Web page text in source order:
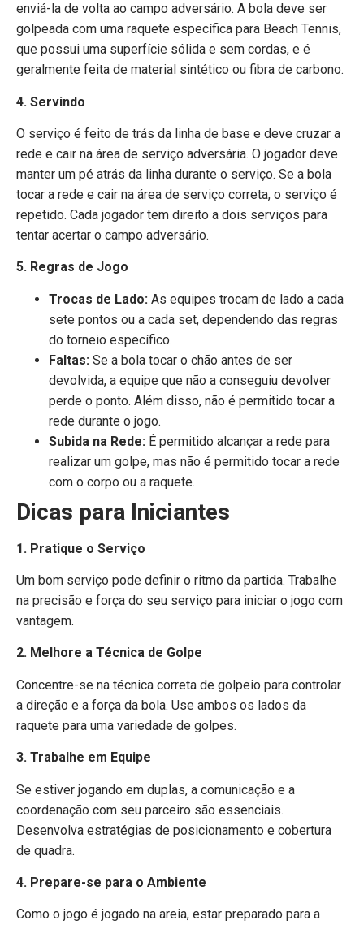
enviá-la de volta ao campo adversário. A bola deve ser
golpeada com uma raquete específica para Beach Tennis,
que possui uma superfície sólida e sem cordas, e é
geralmente feita de material sintético ou fibra de carbono.
4. Servindo
O serviço é feito de trás da linha de base e deve cruzar a
rede e cair na área de serviço adversária. O jogador deve
manter um pé atrás da linha durante o serviço. Se a bola
tocar a rede e cair na área de serviço correta, o serviço é
repetido. Cada jogador tem direito a dois serviços para
tentar acertar o campo adversário.
5. Regras de Jogo
Trocas de Lado: As equipes trocam de lado a cada
sete pontos ou a cada set, dependendo das regras
do torneio específico.
Faltas: Se a bola tocar o chão antes de ser
devolvida, a equipe que não a conseguiu devolver
perde o ponto. Além disso, não é permitido tocar a
rede durante o jogo.
Subida na Rede: É permitido alcançar a rede para
realizar um golpe, mas não é permitido tocar a rede
com o corpo ou a raquete.
Dicas para Iniciantes
1. Pratique o Serviço
Um bom serviço pode definir o ritmo da partida. Trabalhe
na precisão e força do seu serviço para iniciar o jogo com
vantagem.
2. Melhore a Técnica de Golpe
Concentre-se na técnica correta de golpeio para controlar
a direção e a força da bola. Use ambos os lados da
raquete para uma variedade de golpes.
3. Trabalhe em Equipe
Se estiver jogando em duplas, a comunicação e a
coordenação com seu parceiro são essenciais.
Desenvolva estratégias de posicionamento e cobertura
de quadra.
4. Prepare-se para o Ambiente
Como o jogo é jogado na areia, estar preparado para a